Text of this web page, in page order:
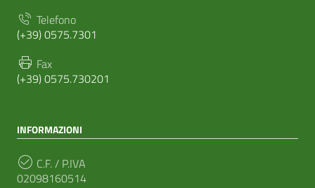
Telefono
(+39) 0575.7301
Fax
(+39) 0575.730201
INFORMAZIONI
C.F. / P.IVA
02098160514